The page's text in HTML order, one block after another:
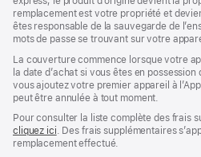
remplacement est votre propriété et
êtes responsable de la sauvegarde de
mots de passe se trouvant sur votre
La couverture commence lorsque votre
la date d’achat si vous êtes en
vous ajoutez votre premier appareil à
peut être annulée à tout moment.
Pour consulter la liste complète des frais
cliquez ici. Des frais supplémentaires
remplacement effectué.